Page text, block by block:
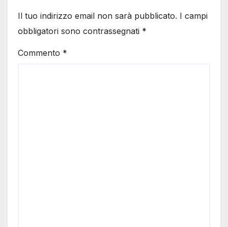
Il tuo indirizzo email non sarà pubblicato. I campi
obbligatori sono contrassegnati *
Commento *